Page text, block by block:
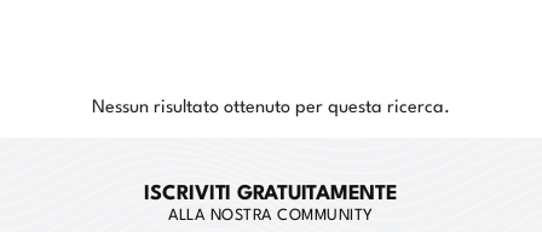
Nessun risultato ottenuto per questa ricerca.
ISCRIVITI GRATUITAMENTE
ALLA NOSTRA COMMUNITY